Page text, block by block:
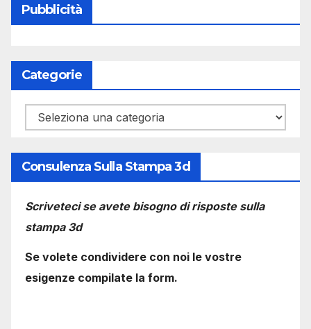
Pubblicità
Categorie
Categorie
Consulenza Sulla Stampa 3d
Scriveteci se avete bisogno di risposte sulla
stampa 3d
Se volete condividere con noi le vostre
esigenze compilate la form.